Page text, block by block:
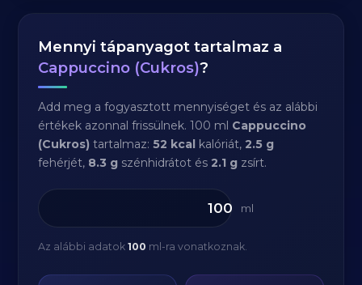
Mennyi tápanyagot tartalmaz a
Cappuccino (Cukros)?
Add meg a fogyasztott mennyiséget és az alábbi
értékek azonnal frissülnek. 100 ml Cappuccino
(Cukros) tartalmaz:52 kcal kalóriát,2.5 g
fehérjét, 8.3 g szénhidrátot és2.1 g zsírt.
ml
Az alábbi adatok100 ml-ra vonatkoznak.